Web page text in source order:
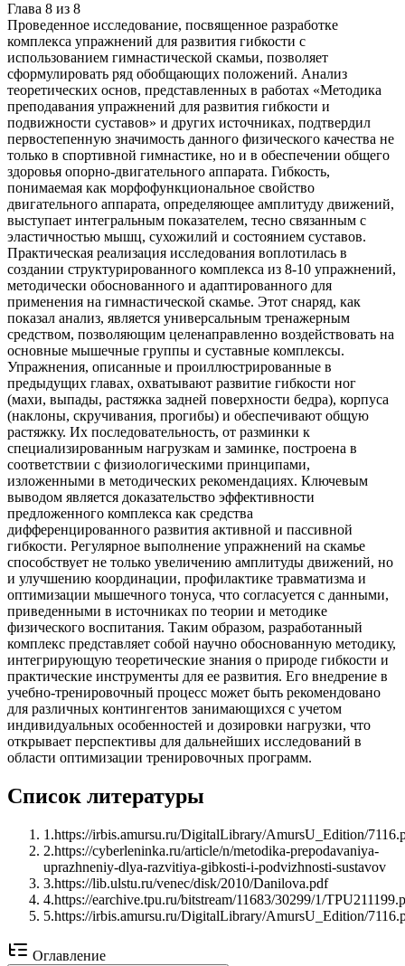
Глава 8 из 8
Проведенное исследование, посвященное разработке
комплекса упражнений для развития гибкости с
использованием гимнастической скамьи, позволяет
сформулировать ряд обобщающих положений. Анализ
теоретических основ, представленных в работах «Методика
преподавания упражнений для развития гибкости и
подвижности суставов» и других источниках, подтвердил
первостепенную значимость данного физического качества не
только в спортивной гимнастике, но и в обеспечении общего
здоровья опорно-двигательного аппарата. Гибкость,
понимаемая как морфофункциональное свойство
двигательного аппарата, определяющее амплитуду движений,
выступает интегральным показателем, тесно связанным с
эластичностью мышц, сухожилий и состоянием суставов.
Практическая реализация исследования воплотилась в
создании структурированного комплекса из 8-10 упражнений,
методически обоснованного и адаптированного для
применения на гимнастической скамье. Этот снаряд, как
показал анализ, является универсальным тренажерным
средством, позволяющим целенаправленно воздействовать на
основные мышечные группы и суставные комплексы.
Упражнения, описанные и проиллюстрированные в
предыдущих главах, охватывают развитие гибкости ног
(махи, выпады, растяжка задней поверхности бедра), корпуса
(наклоны, скручивания, прогибы) и обеспечивают общую
растяжку. Их последовательность, от разминки к
специализированным нагрузкам и заминке, построена в
соответствии с физиологическими принципами,
изложенными в методических рекомендациях. Ключевым
выводом является доказательство эффективности
предложенного комплекса как средства
дифференцированного развития активной и пассивной
гибкости. Регулярное выполнение упражнений на скамье
способствует не только увеличению амплитуды движений, но
и улучшению координации, профилактике травматизма и
оптимизации мышечного тонуса, что согласуется с данными,
приведенными в источниках по теории и методике
физического воспитания. Таким образом, разработанный
комплекс представляет собой научно обоснованную методику,
интегрирующую теоретические знания о природе гибкости и
практические инструменты для ее развития. Его внедрение в
учебно-тренировочный процесс может быть рекомендовано
для различных контингентов занимающихся с учетом
индивидуальных особенностей и дозировки нагрузки, что
открывает перспективы для дальнейших исследований в
области оптимизации тренировочных программ.
Список литературы
1 .https://irbis.amursu.ru/DigitalLibrary/AmursU_Edition/
2.https://cyberleninka.ru/article/n/metodika-prepodavaniya-
uprazhneniy-dlya-razvitiya-gibkosti-i-podvizhnosti-sustavov
3.https://lib.ulstu.ru/venec/disk/2010/Danilova.pdf
4.https://earchive.tpu.ru/bitstream/11683/30299/1/
5.https://irbis.amursu.ru/DigitalLibrary/AmursU_Edition/
Оглавление